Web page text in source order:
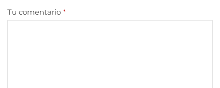
Tu comentario *